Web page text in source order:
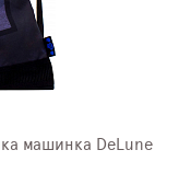
машинка DeLune